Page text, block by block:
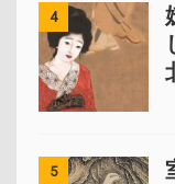
4
5